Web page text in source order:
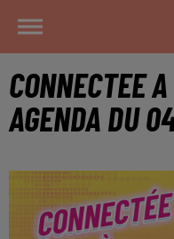
CONNECTEE
AGENDA DU